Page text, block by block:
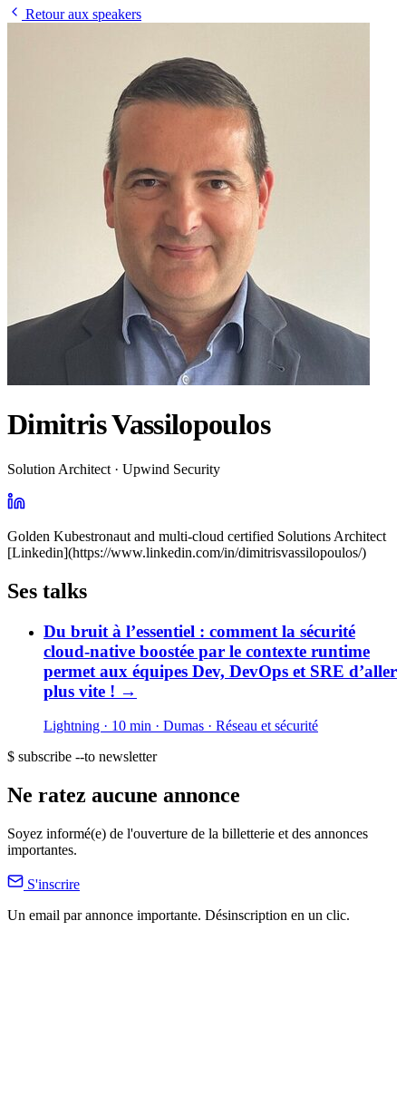
Retour aux speakers
Dimitris Vassilopoulos
Solution Architect · Upwind Security
Golden Kubestronaut and multi-cloud certified Solutions Architect
[Linkedin](https://www.linkedin.com/in/dimitrisvassilopoulos/)
Ses talks
Du bruit à l’essentiel : comment la sécurité
cloud-native boostée par le contexte runtime
permet aux équipes Dev, DevOps et SRE d’aller
plus vite ! →
Lightning · 10 min · Dumas · Réseau et sécurité
$ subscribe --to newsletter
Ne ratez aucune annonce
Soyez informé(e) de l'ouverture de la billetterie et des annonces
importantes.
S'inscrire
Un email par annonce importante. Désinscription en un clic.